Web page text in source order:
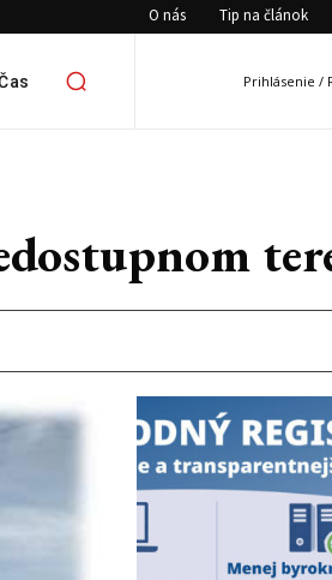
O nás Tip na článok
Prihlásenie /